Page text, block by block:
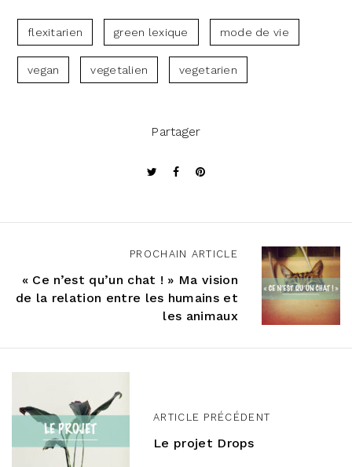
flexitarien green lexique mode de vie
vegan vegetalien vegetarien
Partager
i
g
a
ARTICLE PRÉCÉDENT
Le projet Drops
PROCHAIN ARTICLE
« Ce n’est qu’un chat ! » Ma vision
de la relation entre les humains et
les animaux